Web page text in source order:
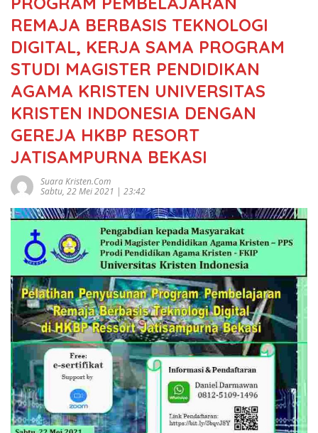
REMAJA BERBASIS TEKNOLOGI
DIGITAL, KERJA SAMA PROGRAM
STUDI MAGISTER PENDIDIKAN
AGAMA KRISTEN UNIVERSITAS
KRISTEN INDONESIA DENGAN
GEREJA HKBP RESORT
JATISAMPURNA BEKASI
Suara Kristen.com
Sabtu, 22 Mei 2021 | 23:42